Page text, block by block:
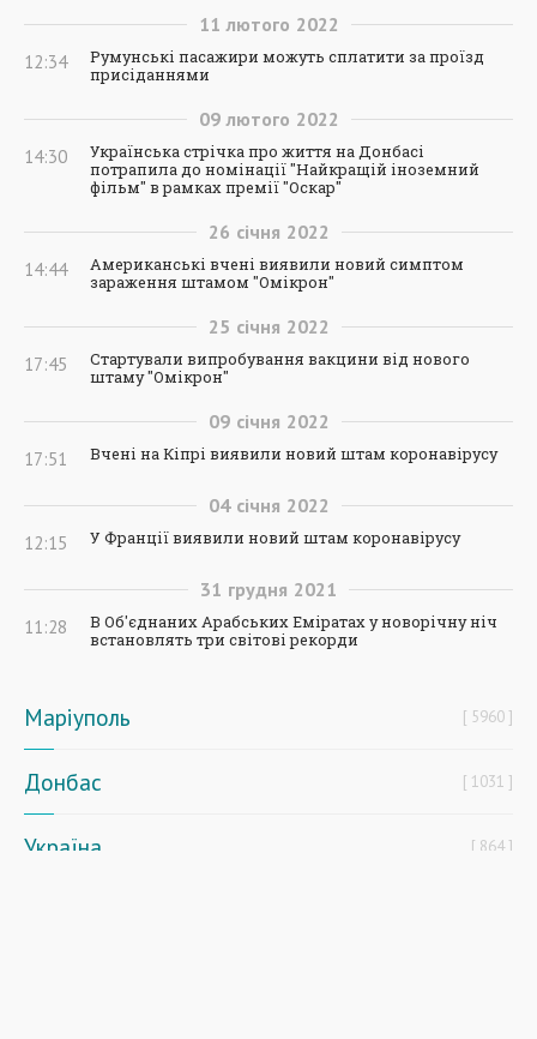
11 лютого 2022
12:34
Румунські пасажири можуть сплатити за проїзд
присіданнями
09 лютого 2022
14:30
Українська стрічка про життя на Донбасі
потрапила до номінації "Найкращій іноземний
фільм" в рамках премії "Оскар"
26 січня 2022
14:44
Американські вчені виявили новий симптом
зараження штамом "Омікрон"
25 січня 2022
17:45
Стартували випробування вакцини від нового
штаму "Омікрон"
09 січня 2022
17:51 Вчені на Кіпрі виявили новий штам коронавірусу
04 січня 2022
12:15 У Франції виявили новий штам коронавірусу
31 грудня 2021
11:28
В Об'єднаних Арабських Еміратах у новорічну ніч
встановлять три світові рекорди
Маріуполь 5960
Донбас 1031
Україна 864